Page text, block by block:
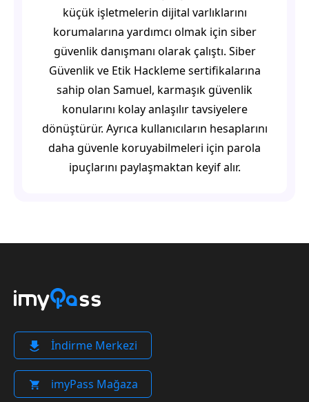
küçük işletmelerin dijital varlıklarını
korumalarına yardımcı olmak için siber
güvenlik danışmanı olarak çalıştı. Siber
Güvenlik ve Etik Hackleme sertifikalarına
sahip olan Samuel, karmaşık güvenlik
konularını kolay anlaşılır tavsiyelere
dönüştürür. Ayrıca kullanıcıların hesaplarını
daha güvenle koruyabilmeleri için parola
ipuçlarını paylaşmaktan keyif alır.
İndirme Merkezi
imyPass Mağaza